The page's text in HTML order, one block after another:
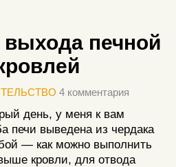
выхода печной
4 комментария
день, у меня к вам
печи выведена из чердака
— как можно выполнить
кровли, для отвода